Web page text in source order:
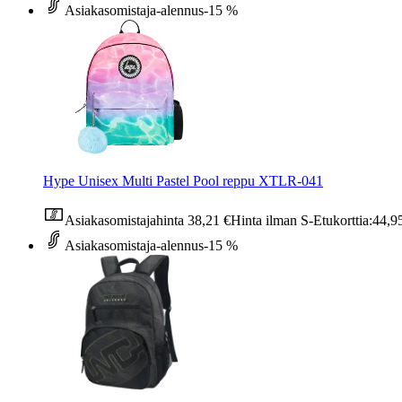
Asiakasomistaja-alennus-15 %
Hype Unisex Multi Pastel Pool reppu XTLR-041
Asiakasomistajahinta 38,21 €Hinta ilman S-Etukorttia:
Asiakasomistaja-alennus-15 %